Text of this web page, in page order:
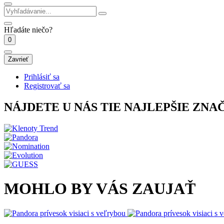
Hľadáte niečo?
0
Zavrieť
Prihlásiť sa
Registrovať sa
NÁJDETE U NÁS TIE NAJLEPŠIE
MOHLO BY VÁS ZAUJAŤ